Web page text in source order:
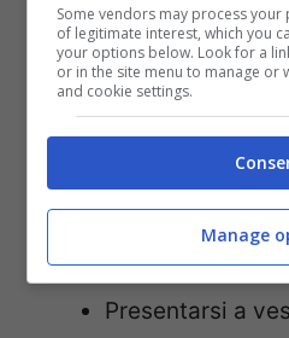
Per ottimizzare
consigliabile:
Evitare lavande
Non avere
ore prima
Presentarsi a
Some vendors may process
of legitimate interest, which you
your options below. Look for a
or in the site menu to manage or
and cookie settings.
Manage